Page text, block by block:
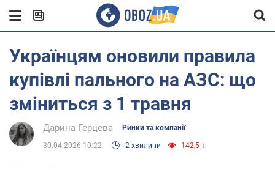
Українцям оновили правила
купівлі пального на АЗС: що
зміниться з 1 травня
Дарина Герцева Ринки та компанії
30.04.2026 10:22 2 хвилини 142,5 т.